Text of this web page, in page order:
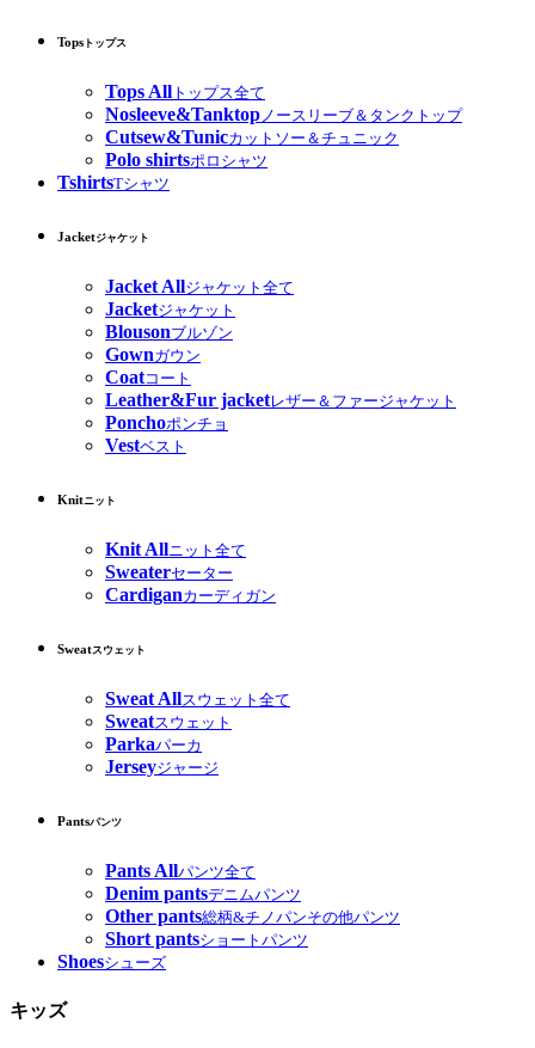
Tops トップス
Tops All トップス全て
Nosleeve&Tanktop ノースリーブ＆タンクトップ
Cutsew&Tunicカットソー＆チュニック
Polo shirtsポロシャツ
TshirtsTシャツ
Jacketジャケット
Jacket Allジャケット全て
Jacketジャケット
Blousonブルゾン
Gownガウン
Coatコート
Leather&Fur jacketレザー＆ファージャケット
Ponchoポンチョ
Vestベスト
Knitニット
Knit Allニット全て
Sweaterセーター
Cardiganカーディガン
Sweatスウェット
Sweat Allスウェット全て
Sweatスウェット
Parkaパーカ
Jerseyジャージ
Pantsパンツ
Pants Allパンツ全て
Denim pantsデニムパンツ
Other pants総柄&チノパンその他パンツ
Short pantsショートパンツ
Shoesシューズ
キッズ